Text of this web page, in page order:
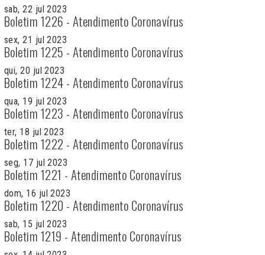
sab, 22 jul 2023
Boletim 1226 - Atendimento Coronavírus
sex, 21 jul 2023
Boletim 1225 - Atendimento Coronavírus
qui, 20 jul 2023
Boletim 1224 - Atendimento Coronavírus
qua, 19 jul 2023
Boletim 1223 - Atendimento Coronavírus
ter, 18 jul 2023
Boletim 1222 - Atendimento Coronavírus
seg, 17 jul 2023
Boletim 1221 - Atendimento Coronavírus
dom, 16 jul 2023
Boletim 1220 - Atendimento Coronavírus
sab, 15 jul 2023
Boletim 1219 - Atendimento Coronavírus